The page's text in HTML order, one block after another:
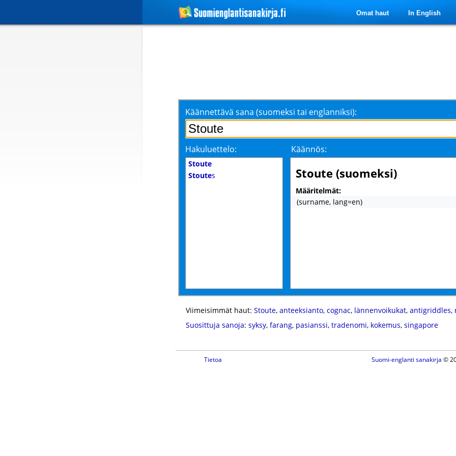
Omat haut In English
Käännettävä sana (suomeksi tai englanniksi):
Hakuluettelo: Käännös:
Stoute
Stoutes Stoute (suomeksi)
Määritelmät:
(surname, lang=en)
Viimeisimmät haut: Stoute, anteeksianto, cognac, lännenvoikukat, antigriddles,
Suosittuja sanoja: syksy, farang, pasianssi, tradenomi, kokemus, singapore
Tietoa Suomi-englanti sanakirja ©